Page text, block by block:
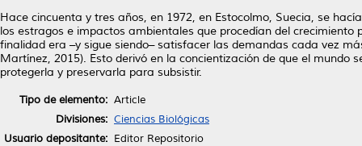
Hace cincuenta y tres años, en 1972, en Estocolmo, Suecia, se
los estragos e impactos ambientales que procedían del
finalidad era –y sigue siendo– satisfacer las demandas cada vez
Martínez, 2015). Esto derivó en la concientización de que el
protegerla y preservarla para subsistir.
Tipo de elemento: Article
Divisiones: Ciencias Biológicas
Usuario depositante: Editor Repositorio